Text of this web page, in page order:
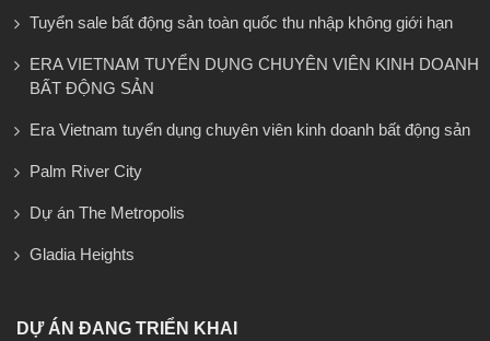
Tuyển sale bất động sản toàn quốc thu nhập không giới hạn
ERA VIETNAM TUYỂN DỤNG CHUYÊN VIÊN KINH DOANH
BẤT ĐỘNG SẢN
Era Vietnam tuyển dụng chuyên viên kinh doanh bất động sản
Palm River City
Dự án The Metropolis
Gladia Heights
DỰ ÁN ĐANG TRIỂN KHAI